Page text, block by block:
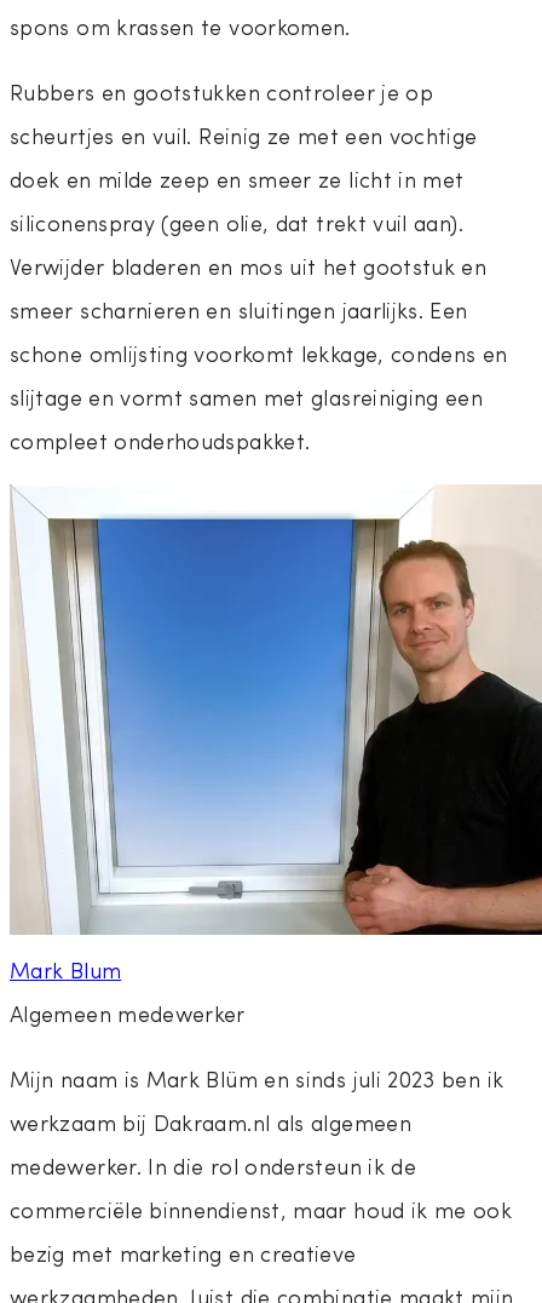
spons om krassen te voorkomen.
Rubbers en gootstukken controleer je op
scheurtjes en vuil. Reinig ze met een vochtige
doek en milde zeep en smeer ze licht in met
siliconenspray (geen olie, dat trekt vuil aan).
Verwijder bladeren en mos uit het gootstuk en
smeer scharnieren en sluitingen jaarlijks. Een
schone omlijsting voorkomt lekkage, condens en
slijtage en vormt samen met glasreiniging een
compleet onderhoudspakket.
Mark Blum
Algemeen medewerker
Mijn naam is Mark Blüm en sinds juli 2023 ben ik
werkzaam bij Dakraam.nl als algemeen
medewerker. In die rol ondersteun ik de
commerciële binnendienst, maar houd ik me ook
bezig met marketing en creatieve
werkzaamheden. Juist die combinatie maakt mijn